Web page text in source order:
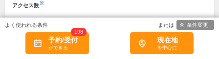
アクセス数※
鴻巣北本内科クリニック
予約/受付
198
現在地
条件変更